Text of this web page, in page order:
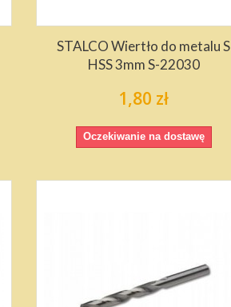
STALCO Wiertło do metalu S
HSS 3mm S-22030
1,80 zł
Oczekiwanie na dostawę